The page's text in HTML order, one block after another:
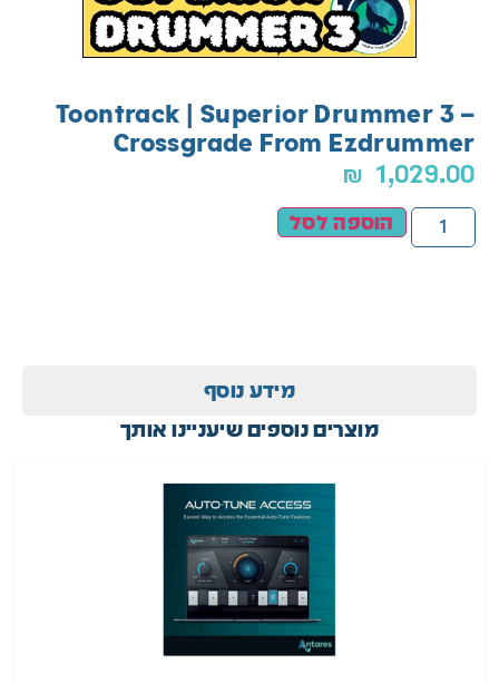
Toontrack | Superior Drummer 3 –
Crossgrade From Ezdrummer
₪ 1,029.00
הוספה לסל
מידע נוסף
מוצרים נוספים שיעניינו אותך